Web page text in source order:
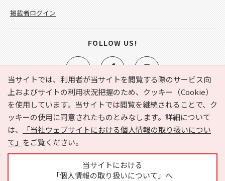
当サイトでは、利用者が当サイトを閲覧する際のサービス向
上およびサイトの利用状況把握のため、クッキー（Cookie）
を使用しています。当サイトでは閲覧を継続されることで、ク
ッキーの使用に同意されたものとみなします。詳細について
は、
「当社ウェブサイトにおける個人情報の取り扱いについ
て」 をご覧ください。
当サイトにおける
「個人情報の取り扱いについて」へ
e-NAVITA（イーナビタ）とは？ お気に入り
ヘルプ
利用規約
個人情報の取り扱いについて
運営会社
サイトマップ
広告掲載に関するお問い合わせ
掲載者ログイン
FOLLOW US!